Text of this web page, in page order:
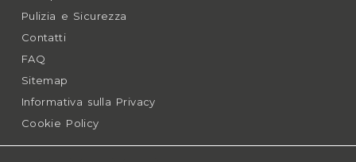
Pulizia e Sicurezza
Contatti
FAQ
Sitemap
Informativa sulla Privacy
Cookie Policy